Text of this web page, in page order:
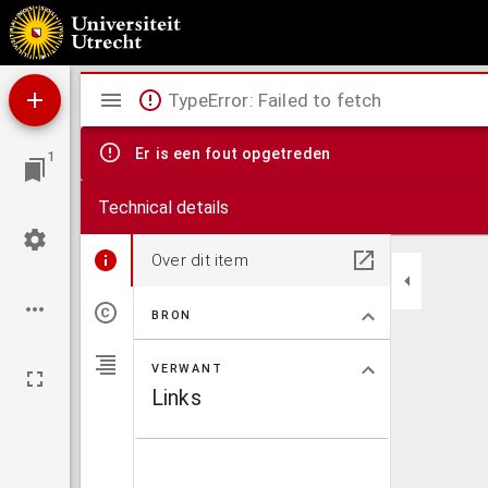
Die Thierseuchen : mit Berücksichtigung der österreichischen und deutschen
1
Mirador
viewer
TypeError: Failed to fetch
Er is een fout opgetreden
Technical details
Over dit item
BRON
VERWANT
Links